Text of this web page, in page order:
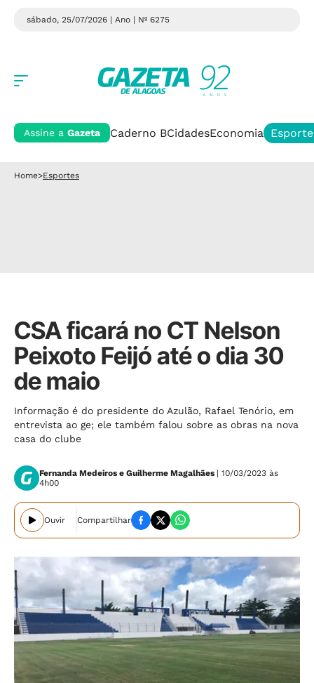
sábado, 25/07/2026 | Ano | Nº 6275
Assine a Gazeta Caderno BCidadesEconomia
Home>Esportes
CSA ficará no CT Nelson
Peixoto Feijó até o dia 30
de maio
Informação é do presidente do Azulão, Rafael Tenório, em
entrevista ao ge; ele também falou sobre as obras na nova
casa do clube
Fernanda Medeiros e Guilherme Magalhães | 10/03/2023 às
4h00
Ouvir Compartilhar